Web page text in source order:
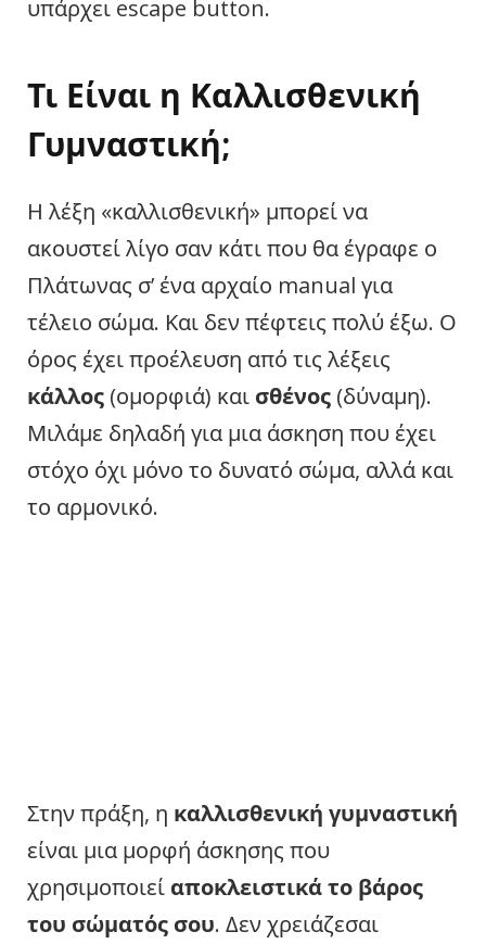
υπάρχει escape button.
Τι Είναι η Καλλισθενική
Γυμναστική;
Η λέξη «καλλισθενική» μπορεί να
ακουστεί λίγο σαν κάτι που θα έγραφε ο
Πλάτωνας σ’ ένα αρχαίο manual για
τέλειο σώμα. Και δεν πέφτεις πολύ έξω. Ο
όρος έχει προέλευση από τις λέξεις
κάλλος (ομορφιά) και σθένος (δύναμη).
Μιλάμε δηλαδή για μια άσκηση που έχει
στόχο όχι μόνο το δυνατό σώμα, αλλά και
το αρμονικό.
Στην πράξη, η καλλισθενική γυμναστική
είναι μια μορφή άσκησης που
χρησιμοποιεί αποκλειστικά το βάρος
του σώματός σου. Δεν χρειάζεσαι